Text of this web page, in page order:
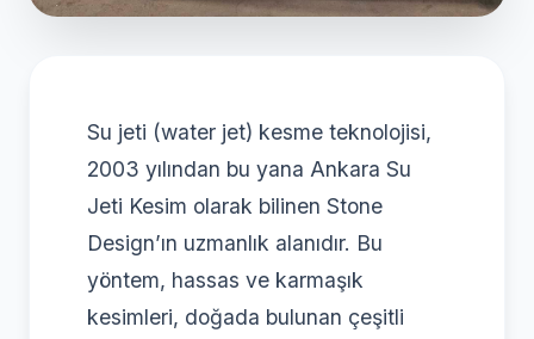
Su jeti (water jet) kesme teknolojisi,
2003 yılından bu yana Ankara Su
Jeti Kesim olarak bilinen Stone
Design’ın uzmanlık alanıdır. Bu
yöntem, hassas ve karmaşık
kesimleri, doğada bulunan çeşitli